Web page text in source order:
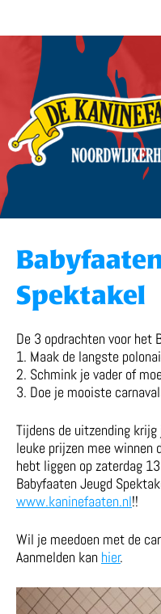
Spektakel
De 3 opdrachten voor het
1. Maak de langste
2. Schmink je vader of
3. Doe je mooiste
Tijdens de uitzending
leuke prijzen mee winnen
hebt liggen op zaterdag
Babyfaaten Jeugd
www.kaninefaaten.nl!!
Wil je meedoen met de
Aanmelden kan hier.